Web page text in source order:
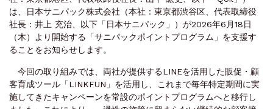
は、日本サニパック株式会社（本社：東京都渋谷区、代表取締役
社長：井上 充治、以下「日本サニパック」）が2026年6月18日
（木）より開始する「サニパックポイントプログラム」を支援す
ることをお知らせします。
今回の取り組みでは、両社が提供するLINEを活用した販促・顧
客育成ツール「LINKFUN」を活用し、これまで毎年特定期間に実
施してきたキャンペーンを常設のポイントプログラムへと移行し